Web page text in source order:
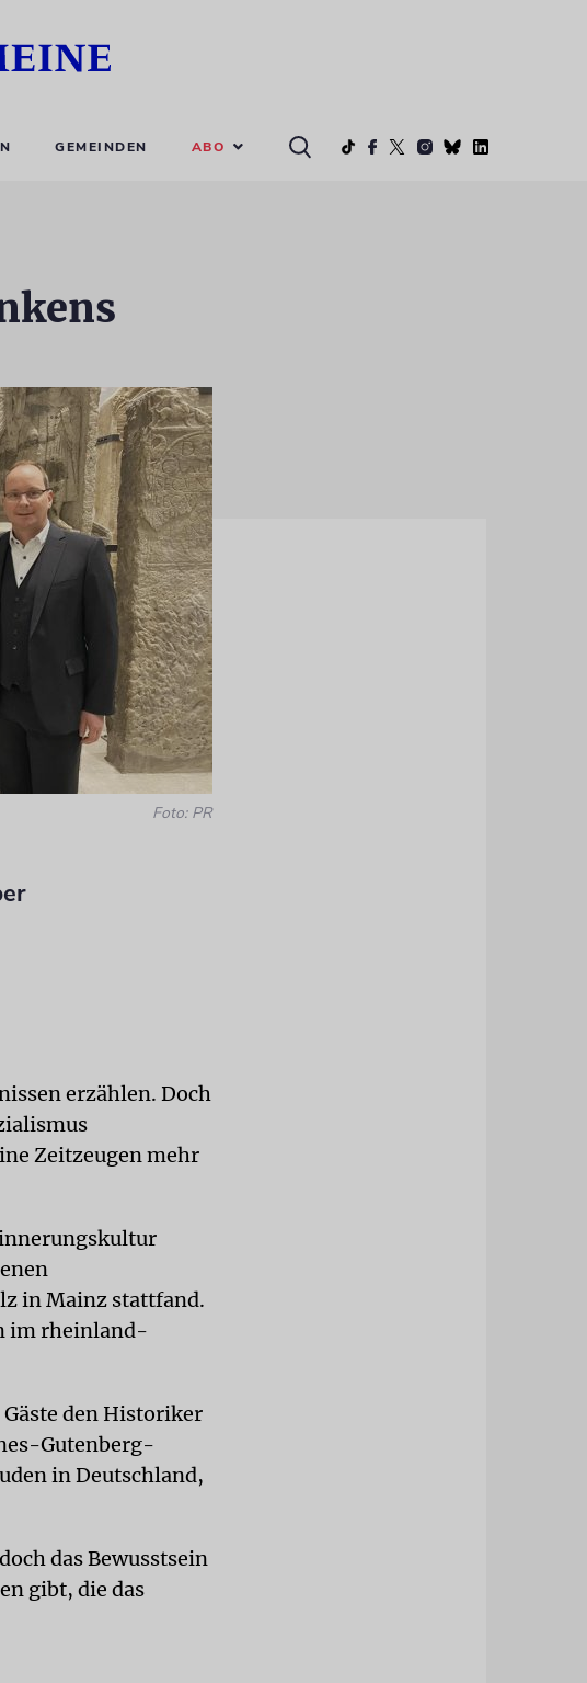
GEMEINDEN ABO
Foto: PR
erzählen. Doch
Zeitzeugen mehr
in Mainz stattfand.
im rheinland-
den Historiker
Gutenberg-
in Deutschland,
das Bewusstsein
gibt, die das